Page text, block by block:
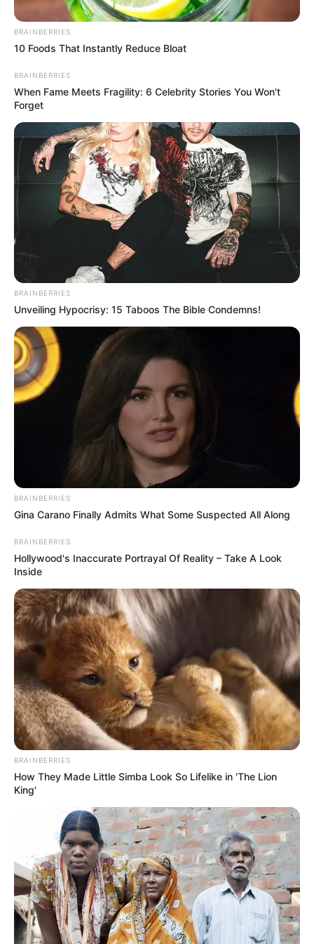
Friss hírek
Kedves mindenki.. Mély
fájdalommal tudatom, hogy
kisfiam Patrik, a foci pályán
esett össze, majd másnap
meghalt.. Mindössze 15 éves
volt. Felfoghatatlan, de emiatt
hagyott itt minket ilyen fiatalon:
bySzerző May 7, 2026
Focizás közben lett rosszul Budapesten egy 15
éves fiatal még szerda este, akihez barátai hívtak
mentőt. Patrik minden előzetes panasz nélkül
hirtelen összeesett és nem mozdult, társai a
mentésirányító telefonos utasításai szerint
megvizsgálták, de ekkor már nem lélegzett.
BRAINBERRIES
10 Foods That Instantly Reduce Bloat
BRAINBERRIES
When Fame Meets Fragility: 6 Celebrity Stories You Won't
Forget
BRAINBERRIES
Unveiling Hypocrisy: 15 Taboos The Bible Condemns!
BRAINBERRIES
Gina Carano Finally Admits What Some Suspected All Along
BRAINBERRIES
Hollywood's Inaccurate Portrayal Of Reality – Take A Look
Inside
BRAINBERRIES
How They Made Little Simba Look So Lifelike in 'The Lion
King'